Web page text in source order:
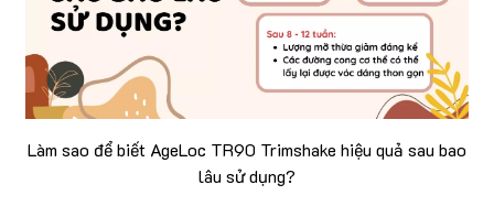
Làm sao để biết AgeLoc TR90 Trimshake hiệu quả sau bao
lâu sử dụng?